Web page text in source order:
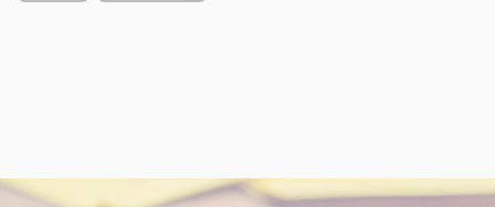
DE L7-BROMMOBIEL